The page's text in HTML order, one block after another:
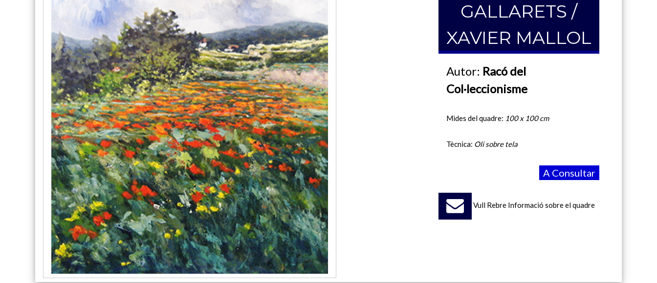
GALLARETS /
XAVIER MALLOL
Autor: Racó del
Col·leccionisme
Mides del quadre: 100 x 100 cm
Tècnica: Oli sobre tela
A Consultar
Vull Rebre Informació sobre el quadre